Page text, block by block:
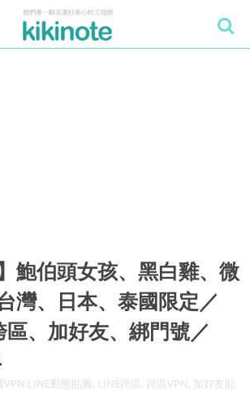
鮑伯頭女孩、黑白雞、微
灣、日本、泰國限定／
、加好友、綁門號／
動態貼圖, LINE跨區, 跨區VPN, 加好友貼